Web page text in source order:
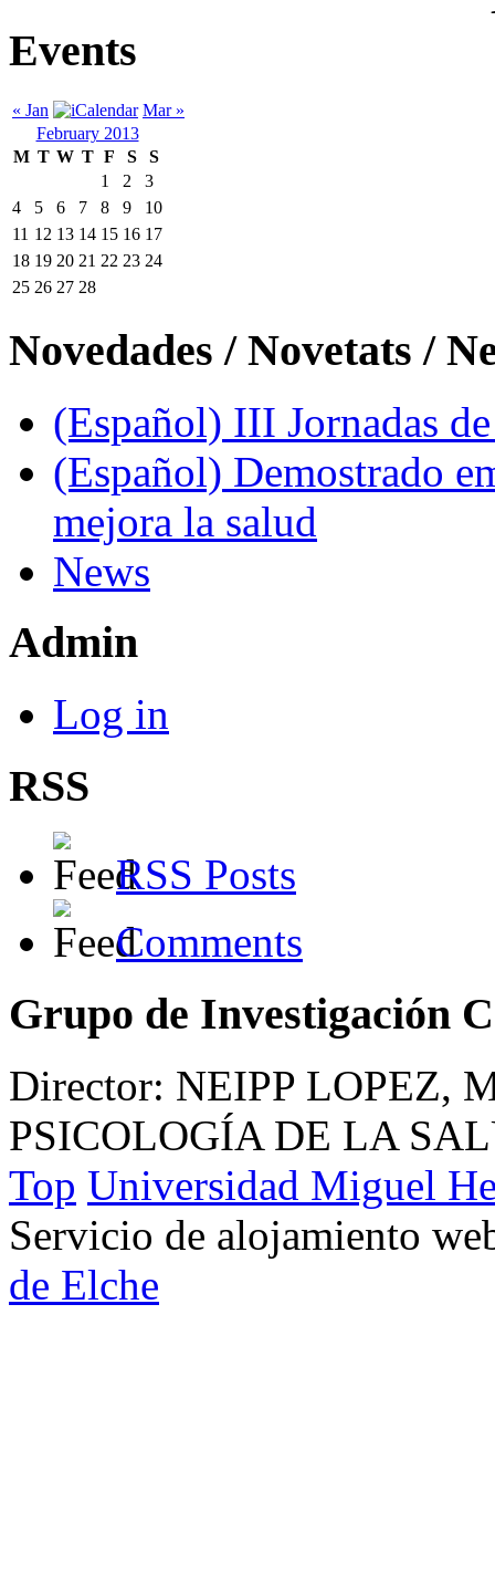
Events
« Jan
Mar »
February 2013
M T W T F S
S
1
2
3
4
5 6 7 8 9
10
11 12 13 14 15 16 17
18 19 20 21 22 23 24
25 26 27 28
Novedades / Novetats /
(Español) III Jornadas
(Español) Demostrado
mejora la salud
News
Admin
Log in
RSS
RSS Posts
Comments
Grupo de Investigación
Director: NEIPP LOPEZ,
PSICOLOGÍA DE LA
Top Universidad Miguel
Servicio de alojamiento
de Elche